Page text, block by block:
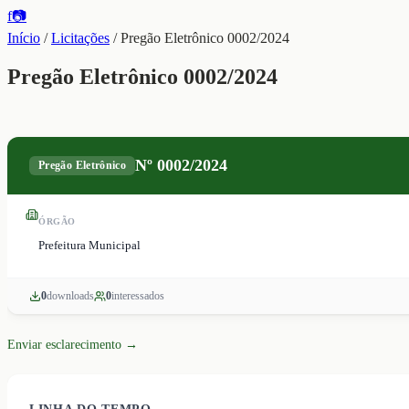
f📷
Início /Licitações /Pregão Eletrônico 0002/2024
Pregão Eletrônico 0002/2024
Pregão Eletrônico Nº0002/2024
ÓRGÃO
Prefeitura Municipal
0downloads 0interessados
Enviar esclarecimento →